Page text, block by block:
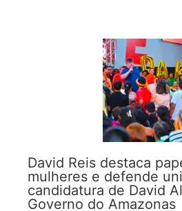
David Reis destaca
mulheres e defende
candidatura de David
Governo do Amazonas